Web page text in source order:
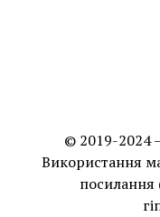
© 2019-2024
Використання
посилання